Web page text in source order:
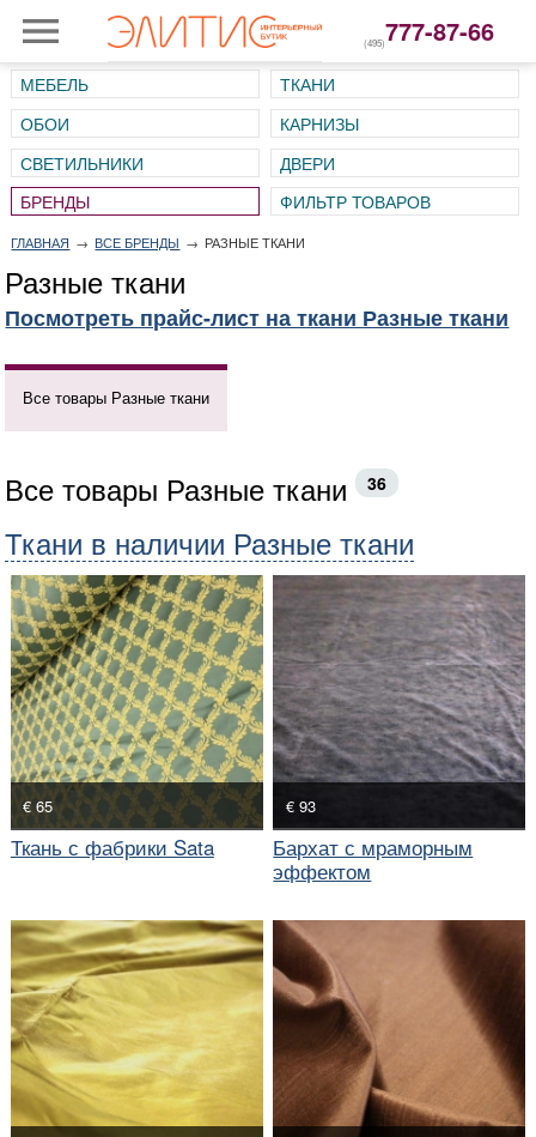
(495)777-87-66
МЕБЕЛЬ
ТКАНИ
ОБОИ
КАРНИЗЫ
СВЕТИЛЬНИКИ
ДВЕРИ
ГЛАВНАЯ → ВСЕ БРЕНДЫ → РАЗНЫЕ ТКАНИ
Разные ткани
Посмотреть прайс-лист на ткани Разные ткани
Все товары Разные ткани
Все товары Разные ткани 36
Ткани в наличии Разные ткани
€ 65
Ткань с фабрики Sata
€ 93
Бархат с мраморным
эффектом